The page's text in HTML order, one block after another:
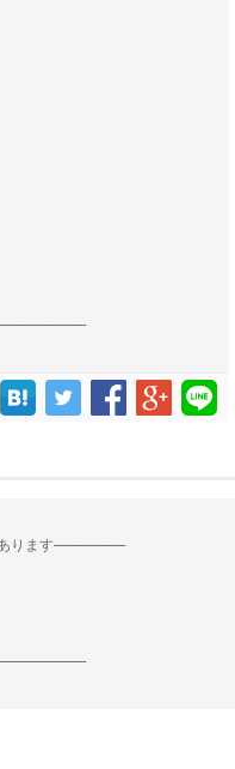
ます--------------------